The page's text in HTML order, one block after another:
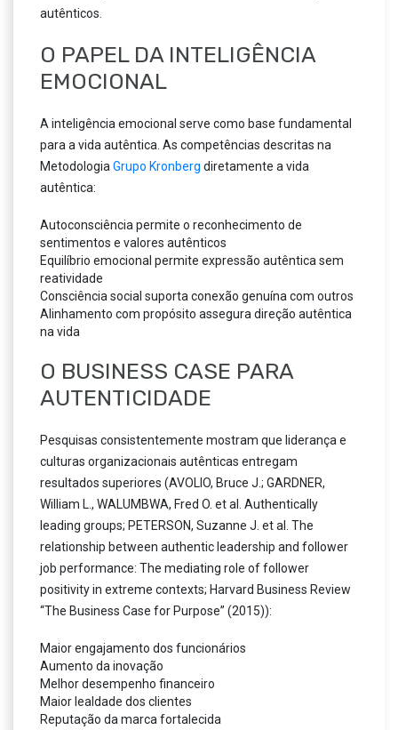
autênticos.
O PAPEL DA INTELIGÊNCIA
EMOCIONAL
A inteligência emocional serve como base fundamental
para a vida autêntica. As competências descritas na
Metodologia Grupo Kronberg diretamente a vida
autêntica:
Autoconsciência permite o reconhecimento de
sentimentos e valores autênticos
Equilíbrio emocional permite expressão autêntica sem
reatividade
Consciência social suporta conexão genuína com outros
Alinhamento com propósito assegura direção autêntica
na vida
O BUSINESS CASE PARA
AUTENTICIDADE
Pesquisas consistentemente mostram que liderança e
culturas organizacionais autênticas entregam
resultados superiores (AVOLIO, Bruce J.; GARDNER,
William L., WALUMBWA, Fred O. et al. Authentically
leading groups; PETERSON, Suzanne J. et al. The
relationship between authentic leadership and follower
job performance: The mediating role of follower
positivity in extreme contexts; Harvard Business Review
“The Business Case for Purpose” (2015)):
Maior engajamento dos funcionários
Aumento da inovação
Melhor desempenho financeiro
Maior lealdade dos clientes
Reputação da marca fortalecida